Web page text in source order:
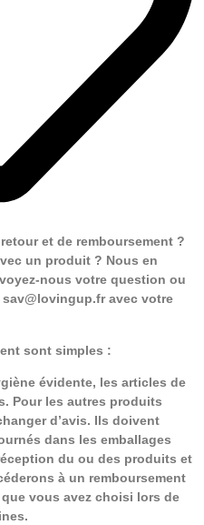
et de remboursement ?
un produit ? Nous en
nous votre question ou
avec votre
sont simples :
évidente, les articles de
Pour les autres produits
d’avis. Ils doivent
dans les emballages
du ou des produits et
à un remboursement
vous avez choisi lors de